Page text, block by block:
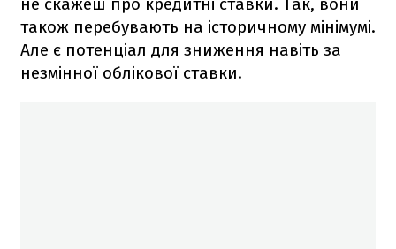
також перебувають на історичному мінімумі.
Але є потенціал для зниження навіть за
незмінної облікової ставки.